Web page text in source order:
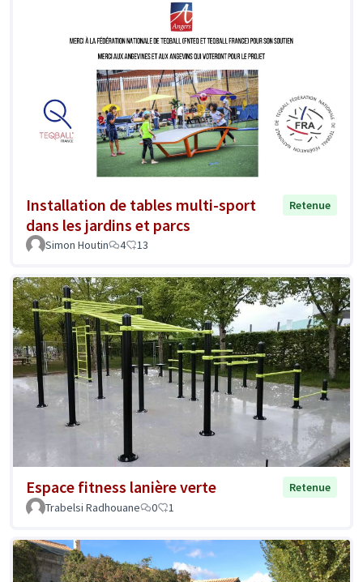
Installation de tables multi-sport
dans les jardins et parcs
Retenue
Simon Houtin 4 13
Espace fitness lanière verte
Retenue
Trabelsi Radhouane
0 1